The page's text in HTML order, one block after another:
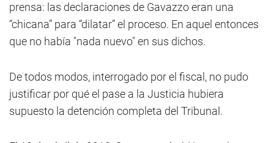
prensa: las declaraciones de Gavazzo eran una
“chicana” para “dilatar” el proceso. En aquel entonces
que no había "nada nuevo" en sus dichos.
De todos modos, interrogado por el fiscal, no pudo
justificar por qué el pase a la Justicia hubiera
supuesto la detención completa del Tribunal.